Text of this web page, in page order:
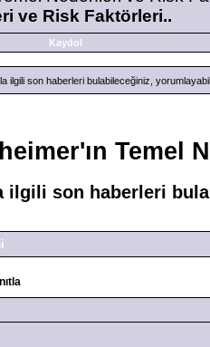
ve Risk Faktörleri..
Kaydol
ilgili son haberleri bulabileceğiniz,
Temel
ilgili son haberleri